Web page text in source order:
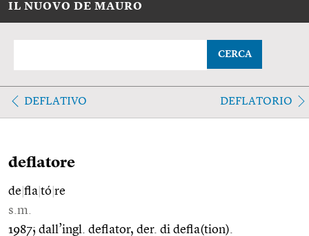
IL NUOVO DE MAURO
CERCA
DEFLATIVO DEFLATORIO
deflatore
de fla tó re
s.m.
1987; dall’ingl. deflator, der. di defla(tion).